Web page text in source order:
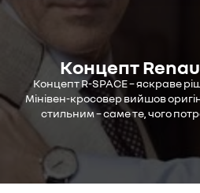
Концепт
Концепт R-SPACE – яскраве
Мінівен-кросовер вийшов
стильним – саме те, чого